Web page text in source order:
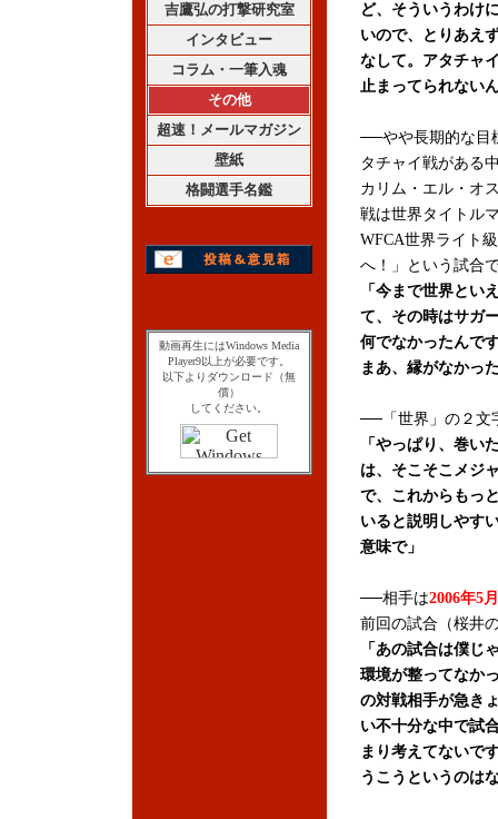
吉鷹弘の打撃研究室
インタビュー
コラム・一筆入魂
その他
超速！メールマガジン
壁紙
格闘選手名鑑
動画再生にはWindows Media
Player9以上が必要です。
以下よりダウンロード（無
償）
してください。
ど、そういうわけ
いので、とりあえ
なして。アタチャ
止まってられない
──やや長期的な目
タチャイ戦がある
カリム・エル・オ
戦は世界タイトル
WFCA世界ライト
へ！」という試合
「今まで世界とい
て、その時はサガ
何でなかったんで
まあ、縁がなかっ
──「世界」の２文
「やっぱり、巻い
は、そこそこメジ
で、これからもっ
いると説明しやす
意味で」
──相手は2006年5月
前回の試合（桜井
「あの試合は僕じ
環境が整ってなか
の対戦相手が急き
い不十分な中で試
まり考えてないで
うこうというのは